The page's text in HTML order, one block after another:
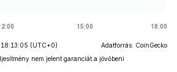
(UTC+0)
Adatforrás: CoinGecko
nem jelent garanciát a jövőbeni